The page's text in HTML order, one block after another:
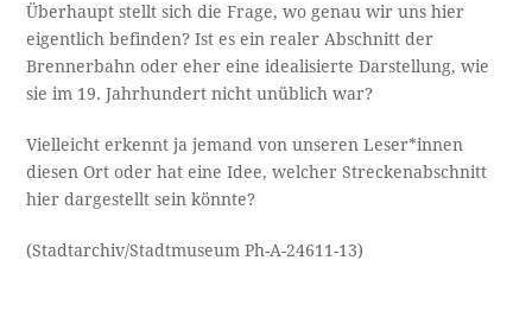
Überhaupt stellt sich die Frage, wo genau wir uns hier
eigentlich befinden? Ist es ein realer Abschnitt der
Brennerbahn oder eher eine idealisierte Darstellung, wie
sie im 19. Jahrhundert nicht unüblich war?
Vielleicht erkennt ja jemand von unseren Leser*innen
diesen Ort oder hat eine Idee, welcher Streckenabschnitt
hier dargestellt sein könnte?
(Stadtarchiv/Stadtmuseum Ph-A-24611-13)